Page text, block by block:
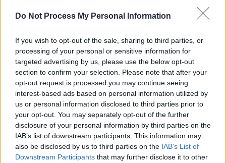
Do Not Process My Personal Information
If you wish to opt-out of the sale, sharing to third parties, or
processing of your personal or sensitive information for
targeted advertising by us, please use the below opt-out
section to confirm your selection. Please note that after your
opt-out request is processed you may continue seeing
interest-based ads based on personal information utilized by
us or personal information disclosed to third parties prior to
your opt-out. You may separately opt-out of the further
disclosure of your personal information by third parties on the
IAB’s list of downstream participants. This information may
also be disclosed by us to third parties on the IAB’s List of
Downstream Participants that may further disclose it to other
εφαρμογής, στο Download, και επιλέξτε το
το λειτουργικό που μας ενδιαφέρει
(Windows, iOS, Linux κ.λπ.).
Το Skype θα κατέβει στον υπολογιστή και θα
καθορίσει αυτομάτως τόσο το λειτουργικό
σύστημα όσο και τον browser που
χρησιμοποιείτε. Αν δεν ξεκινήσει το
κατέβασμα αυτόματα, μπορείτε να το
κάνετε χειροκίνητα κλικάροντας στο Get
Skype ξανά.